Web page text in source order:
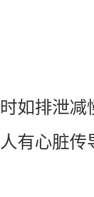
如排泄
有心脏